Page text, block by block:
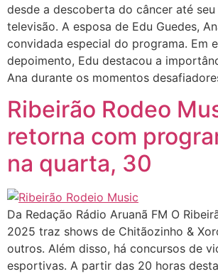
desde a descoberta do câncer até
televisão. A esposa de Edu Guedes,
convidada especial do programa. Em
depoimento, Edu destacou a
Ana durante os momentos
Ribeirão Rodeo
retorna com
na quarta, 30
Da Redação Rádio Aruanã FM O
2025 traz shows de Chitãozinho &
outros. Além disso, há concursos de
esportivas. A partir das 20 horas